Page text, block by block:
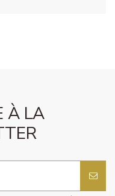
À LA